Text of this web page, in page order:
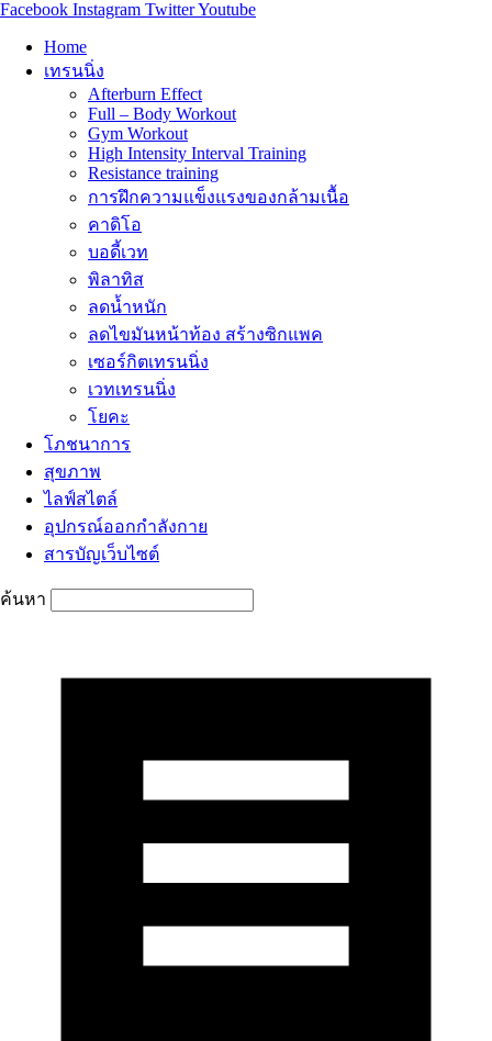
Facebook Instagram TwitterYoutube
Home
เทรนนิ่ง
Afterburn Effect
Full – Body Workout
Gym Workout
High Intensity Interval Training
Resistance training
การฝึกความแข็งแรงของกล้ามเนื้อ
คาดิโอ
บอดี้เวท
พิลาทิส
ลดน้ำหนัก
ลดไขมันหน้าท้อง สร้างซิกแพค
เซอร์กิตเทรนนิ่ง
เวทเทรนนิ่ง
โยคะ
โภชนาการ
สุขภาพ
ไลฟ์สไตล์
อุปกรณ์ออกกำลังกาย
สารบัญเว็บไซต์
ค้นหา